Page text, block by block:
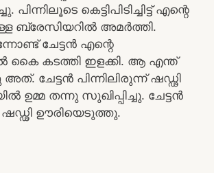
പിന്നിലൂടെ കെട്ടിപിടിച്ചിട്ട് എന്റെ
ബ്രേസിയറിൽ അമർത്തി.
ചേട്ടൻ എന്റെ
കൈ കടത്തി ഇളക്കി. ആ എന്ത്
ചേട്ടൻ പിന്നിലിരുന്ന് ഷഡ്ഢി
ഉമ്മ തന്നു സുഖിപ്പിച്ചു. ചേട്ടൻ
ഷഡ്ഢി ഊരിയെടുത്തു.